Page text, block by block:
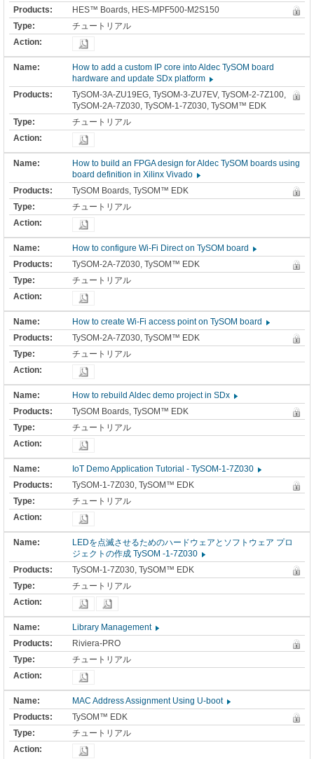
HES™ Boards, HES-MPF500-M2S150
チュートリアル
How to add a custom IP core into Aldec TySOM board
hardware and update SDx platform
TySOM-3A-ZU19EG, TySOM-3-ZU7EV, TySOM-2-7Z100,
TySOM-2A-7Z030, TySOM-1-7Z030, TySOM™ EDK
チュートリアル
How to build an FPGA design for Aldec TySOM boards using
board definition in Xilinx Vivado
TySOM Boards, TySOM™ EDK
チュートリアル
How to configure Wi-Fi Direct on TySOM board
TySOM-2A-7Z030, TySOM™ EDK
チュートリアル
How to create Wi-Fi access point on TySOM board
TySOM-2A-7Z030, TySOM™ EDK
チュートリアル
How to rebuild Aldec demo project in SDx
TySOM Boards, TySOM™ EDK
チュートリアル
IoT Demo Application Tutorial - TySOM-1-7Z030
TySOM-1-7Z030, TySOM™ EDK
チュートリアル
LEDを点滅させるためのハードウェアとソフトウェア プロ
ジェクトの作成 TySOM -1-7Z030
TySOM-1-7Z030, TySOM™ EDK
チュートリアル
Library Management
Riviera-PRO
チュートリアル
MAC Address Assignment Using U-boot
TySOM™ EDK
チュートリアル